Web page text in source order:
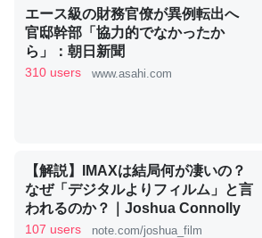
くらい。小説でいう「ずっと前の伏線
ど、短期記憶というには多い分量。進
─GPTの仕組みと限界についての考察（１） -
昆虫ってカルシウム少ないのか。知ら
コオロギのカルシウム分はエビの600分
エース級の財務官僚が異例転出へ
官邸幹部「協力的でなかったか
ら」：朝日新聞
310 users www.asahi.com
【解説】IMAXは結局何が凄いの？
なぜ「デジタルよりフィルム」と言
われるのか？｜Joshua Connolly
107 users note.com/joshua_film